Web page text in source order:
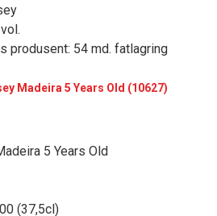
produsent: 54 md. fatlagring
Madeira 5 Years Old (10627)
5 Years Old
(37,5cl)